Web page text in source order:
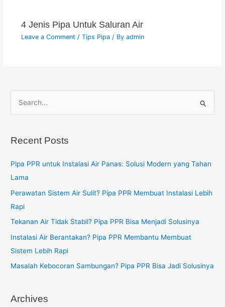
4 Jenis Pipa Untuk Saluran Air
Leave a Comment / Tips Pipa/ By admin
r
:
Recent Posts
Pipa PPR untuk Instalasi Air Panas: Solusi Modern yang Tahan
Lama
Perawatan Sistem Air Sulit? Pipa PPR Membuat Instalasi Lebih
Rapi
Tekanan Air Tidak Stabil? Pipa PPR Bisa Menjadi Solusinya
Instalasi Air Berantakan? Pipa PPR Membantu Membuat
Sistem Lebih Rapi
Masalah Kebocoran Sambungan? Pipa PPR Bisa Jadi Solusinya
Archives